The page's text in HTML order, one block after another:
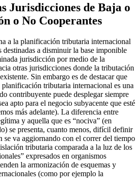
Jurisdicciones de Baja o
o No Cooperantes
a la planificación tributaria internacional
destinadas a disminuir la base imponible
jurisdicción por medio de la
otras jurisdicciones donde la tributación
Sin embargo es de destacar que
planificación tributaria internacional es una
contribuyente puede desplegar siempre
apto para el negocio subyacente que esté
más adelante). La diferencia entre
y aquella que es “nociva” (en
se presenta, cuanto menos, difícil definir
se va aggiornando con el correr del tiempo
tributaria comparada a la luz de los
expresados en organismos
la armonización de esquemas y
(como por ejemplo la